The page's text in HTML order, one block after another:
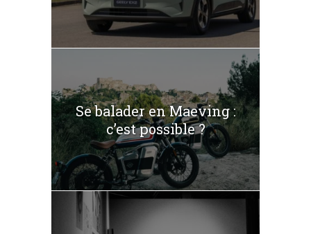
Se balader en Maeving :
c’est possible ?